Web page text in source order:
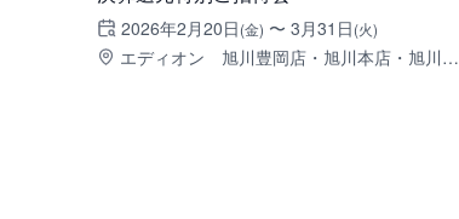
2026年2月20日(金) 〜 3月31日(火)
エディオン 旭川豊岡店・旭川本店・旭川永